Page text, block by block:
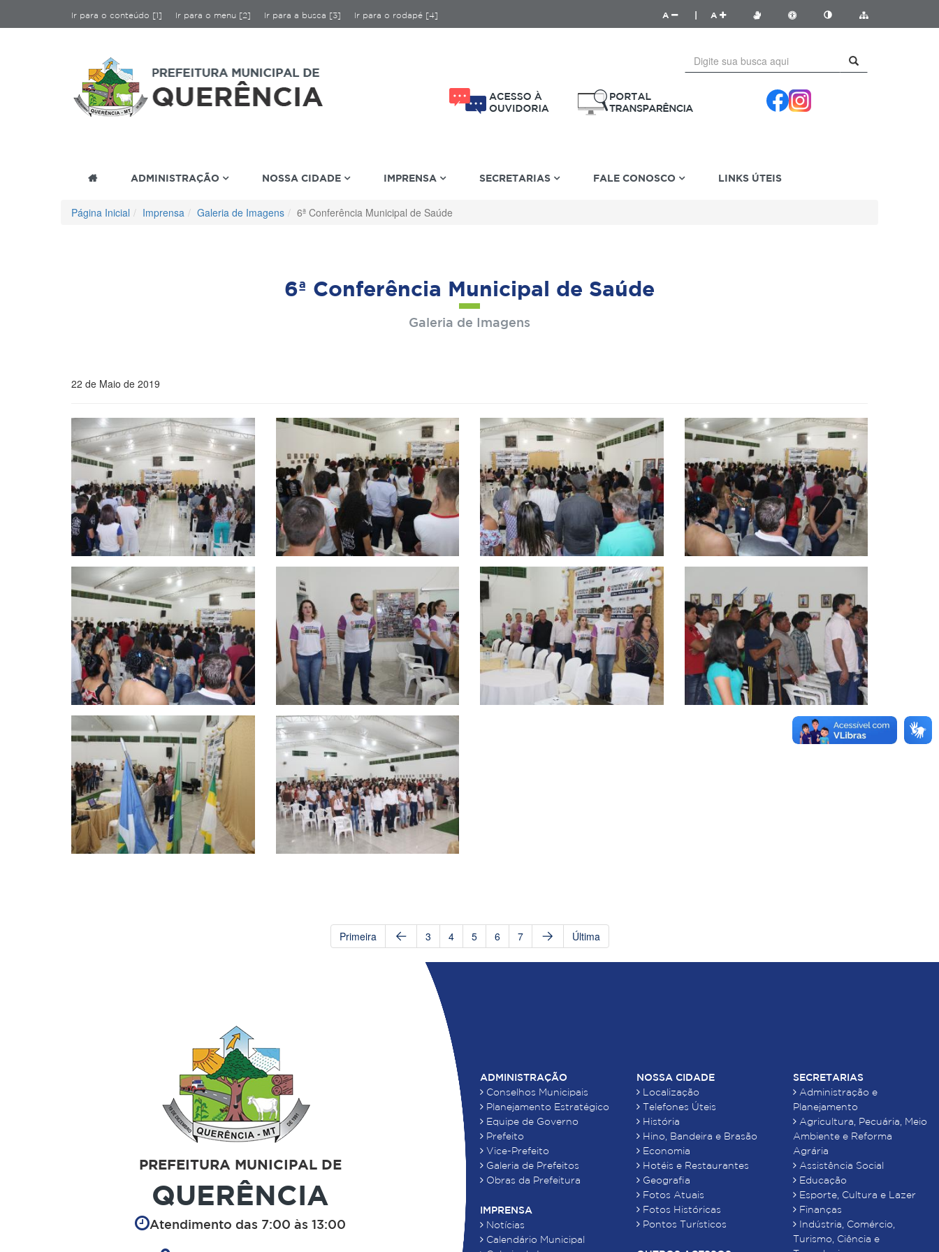
Ir para o conteúdo [1] Ir para o menu [2] Ir para a busca [3] Ir para o rodapé [4] A A
ADMINISTRAÇÃO NOSSA CIDADE IMPRENSA SECRETARIAS FALE CONOSCO LINKS ÚTEIS
Página Inicial Imprensa Galeria de Imagens 6ª Conferência Municipal de Saúde
6ª Conferência Municipal de Saúde
Galeria de Imagens
22 de Maio de 2019
Primeira 3 4 5 6 7 Última
PREFEITURA MUNICIPAL DE
QUERÊNCIA
Atendimento das 7:00 às 13:00
ADMINISTRAÇÃO
Conselhos Municipais
Planejamento Estratégico
Equipe de Governo
Prefeito
Vice-Prefeito
Galeria de Prefeitos
Obras da Prefeitura
IMPRENSA
Notícias
Calendário Municipal
NOSSA CIDADE
Localização
Telefones Úteis
História
Hino, Bandeira e Brasão
Economia
Hotéis e Restaurantes
Geografia
Fotos Atuais
Fotos Históricas
Pontos Turísticos
SECRETARIAS
Administração e
Planejamento
Agricultura, Pecuária, Meio
Ambiente e Reforma
Agrária
Assistência Social
Educação
Esporte, Cultura e Lazer
Finanças
Indústria, Comércio,
Turismo, Ciência e